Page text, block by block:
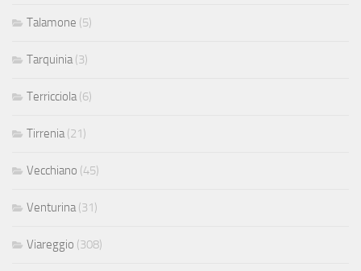
Talamone (5)
Tarquinia (3)
Terricciola (6)
Tirrenia (21)
Vecchiano (45)
Venturina (31)
Viareggio (308)